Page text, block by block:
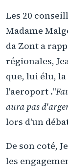
Les 20
Madame
da Zont a
régionales,
que, lui élu,
l'aeroport ."
aura pas
lors d'un
De son coté,
les